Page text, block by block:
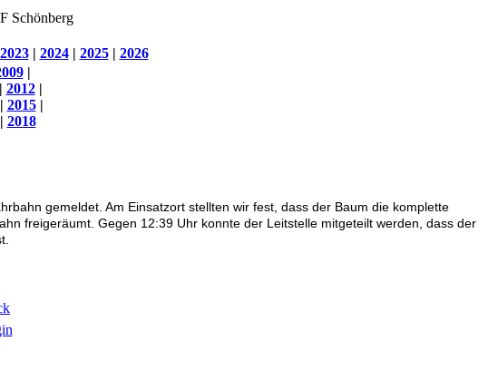
Schönberg
2023| 2024| 2025| 2026
|
| 2012|
2015|
2018
gemeldet. Am Einsatzort stellten wir fest, dass der Baum die komplette
freigeräumt. Gegen 12:39 Uhr konnte der Leitstelle mitgeteilt werden, dass der